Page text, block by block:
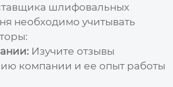
шлифовальных
необходимо учитывать
Изучите отзывы
компании и ее опыт работы